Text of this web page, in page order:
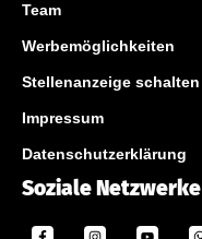
Team
Werbemöglichkeiten
Stellenanzeige schalten
Impressum
Datenschutzerklärung
Soziale Netzwerke